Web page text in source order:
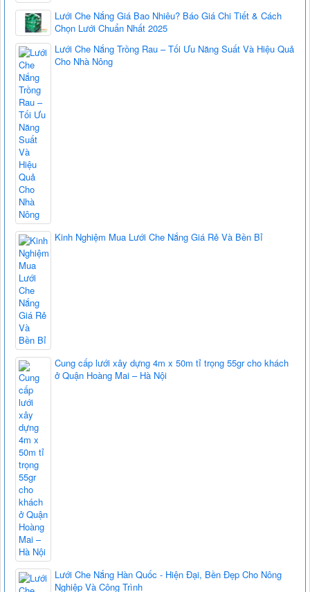
Lưới Che Nắng Giá Bao Nhiêu? Báo Giá Chi Tiết & Cách
Chọn Lưới Chuẩn Nhất 2025
Lưới Che Nắng Trồng Rau – Tối Ưu Năng Suất Và Hiệu Quả
Cho Nhà Nông
Kinh Nghiệm Mua Lưới Che Nắng Giá Rẻ Và Bền Bỉ
Cung cấp lưới xây dựng 4m x 50m tỉ trọng 55gr cho khách
ở Quận Hoàng Mai – Hà Nội
Lưới Che Nắng Hàn Quốc - Hiện Đại, Bền Đẹp Cho Nông
Nghiệp Và Công Trình